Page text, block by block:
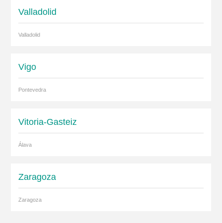
Valladolid
Valladolid
Vigo
Pontevedra
Vitoria-Gasteiz
Álava
Zaragoza
Zaragoza